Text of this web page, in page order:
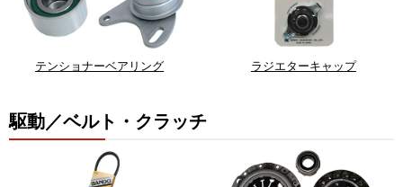
テンショナーベアリング ラジエターキャップ
駆動／ベルト・クラッチ